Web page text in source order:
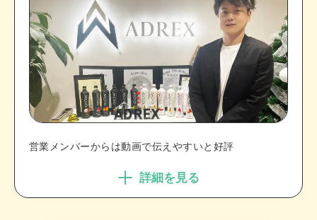
営業メンバーからは動画で伝えやすいと好評
詳細を見る